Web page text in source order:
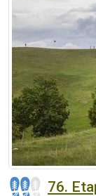
76.